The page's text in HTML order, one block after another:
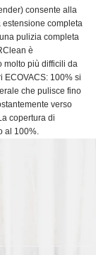
consente alla
completa
pulizia completa
è
molto più difficili da
ECOVACS: 100% si
che pulisce fino
verso
copertura di
al 100%.